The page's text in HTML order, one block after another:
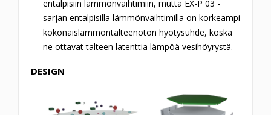
entalpisiin lämmönvaihtimiin, mutta EX-P 03 -
sarjan entalpisilla lämmönvaihtimilla on korkeampi
kokonaislämmöntalteenoton hyötysuhde, koska
ne ottavat talteen latenttia lämpöä vesihöyrystä.
DESIGN